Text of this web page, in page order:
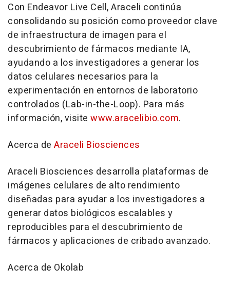
Con Endeavor Live Cell, Araceli continúa
consolidando su posición como proveedor clave
de infraestructura de imagen para el
descubrimiento de fármacos mediante IA,
ayudando a los investigadores a generar los
datos celulares necesarios para la
experimentación en entornos de laboratorio
controlados (Lab-in-the-Loop). Para más
información, visite www.aracelibio.com.
Acerca de Araceli Biosciences
Araceli Biosciences desarrolla plataformas de
imágenes celulares de alto rendimiento
diseñadas para ayudar a los investigadores a
generar datos biológicos escalables y
reproducibles para el descubrimiento de
fármacos y aplicaciones de cribado avanzado.
Acerca de Okolab